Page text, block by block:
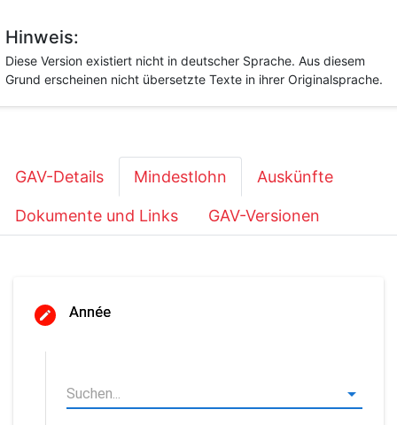
Hinweis:
Diese Version existiert nicht in deutscher Sprache. Aus diesem
Grund erscheinen nicht übersetzte Texte in ihrer Originalsprache.
GAV-Details Mindestlohn Auskünfte
Dokumente und Links GAV-Versionen
Année